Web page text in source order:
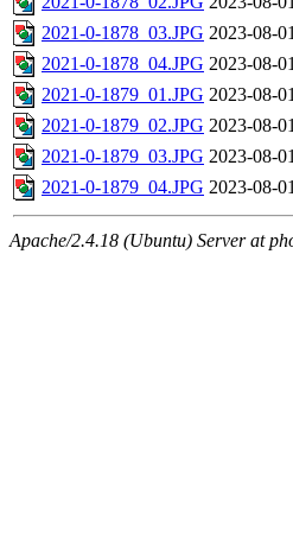
2021-0-1878_03.JPG 2023-08-
2021-0-1878_04.JPG 2023-08-
2021-0-1879_01.JPG 2023-08-
2021-0-1879_02.JPG 2023-08-
2021-0-1879_03.JPG 2023-08-
2021-0-1879_04.JPG 2023-08-
Apache/2.4.18 (Ubuntu) Server at